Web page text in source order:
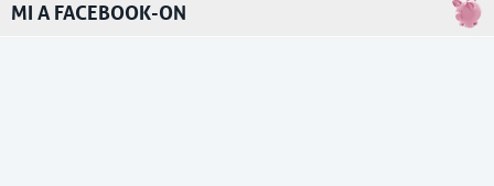
MI A FACEBOOK-ON